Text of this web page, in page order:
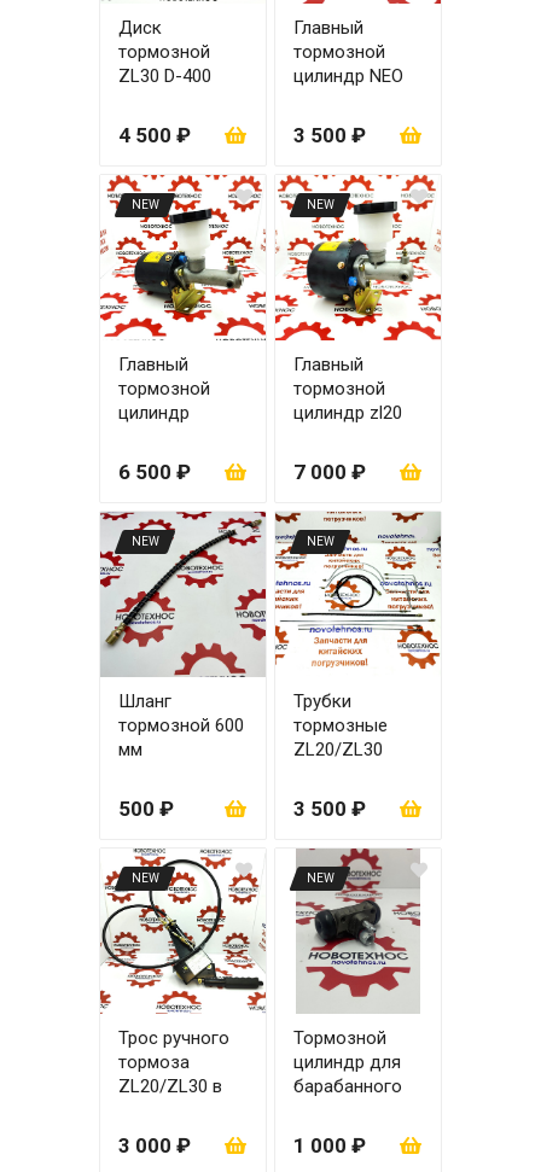
Диск
тормозной
ZL30 D-400
мм
4 500 ₽
Главный
тормозной
цилиндр NEO
3 500 ₽
NEW
Главный
тормозной
цилиндр
6 500 ₽
NEW
Главный
тормозной
цилиндр zl20
7 000 ₽
NEW
Шланг
тормозной 600
мм
500 ₽
NEW
Трубки
тормозные
ZL20/ZL30
3 500 ₽
NEW
Трос ручного
тормоза
ZL20/ZL30 в
механизмом
3 000 ₽
NEW
Тормозной
цилиндр для
барабанного
1 000 ₽